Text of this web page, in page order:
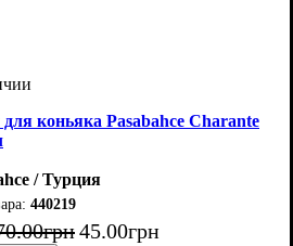
коньяка Pasabahce Charante
/ Турция
440219
.00грн45.00грн